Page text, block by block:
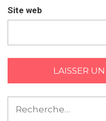
Site web